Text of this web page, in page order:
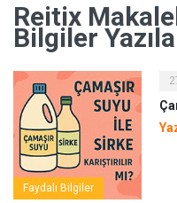
Reitix
Bilgiler
Faydalı Bilgiler